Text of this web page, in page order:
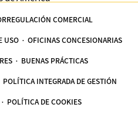
COMERCIAL
USO OFICINAS CONCESIONARIAS
BUENAS PRÁCTICAS
POLÍTICA INTEGRADA DE GESTIÓN
POLÍTICA DE COOKIES